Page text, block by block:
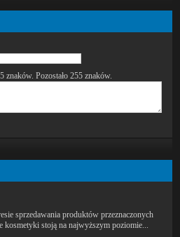
znaków. Pozostało255 znaków.
sprzedawania produktów przeznaczonych
kosmetyki stoją na najwyższym poziomie...